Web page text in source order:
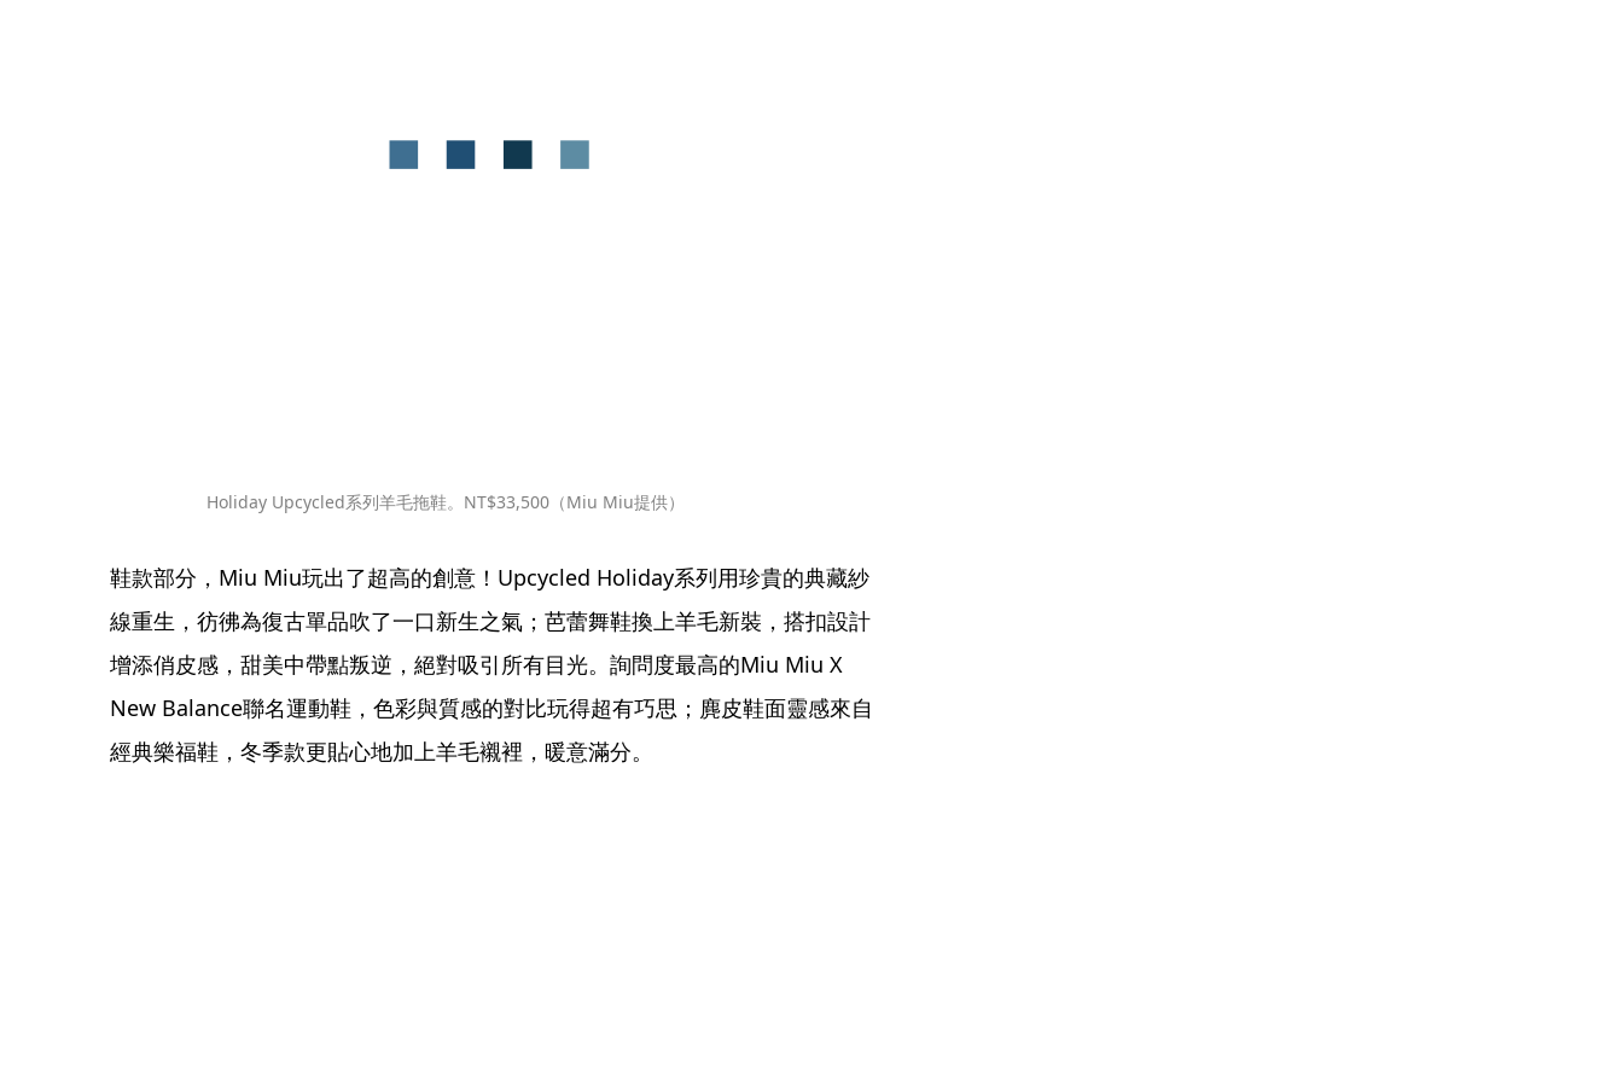
Holiday Upcycled系列羊毛拖鞋。NT$33,500（Miu Miu提供）
鞋款部分，Miu Miu玩出了超高的創意！Upcycled Holiday系列用珍貴的典藏紗
線重生，彷彿為復古單品吹了一口新生之氣；芭蕾舞鞋換上羊毛新裝，搭扣設計
增添俏皮感，甜美中帶點叛逆，絕對吸引所有目光。詢問度最高的Miu Miu X
New Balance聯名運動鞋，色彩與質感的對比玩得超有巧思；麂皮鞋面靈感來自
經典樂福鞋，冬季款更貼心地加上羊毛襯裡，暖意滿分。